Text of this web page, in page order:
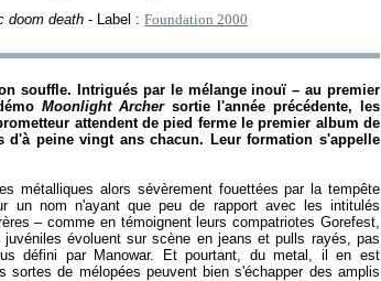
doom death - Label :Foundation 2000
souffle. Intrigués par le mélange inouï – au premier
Moonlight Archersortie l'année précédente, les
attendent de pied ferme le premier album de
d'à peine vingt ans chacun. Leur formation s'appelle
métalliques alors sévèrement fouettées par la tempête
un nom n'ayant que peu de rapport avec les intitulés
– comme en témoignent leurs compatriotes Gorefest,
évoluent sur scène en jeans et pulls rayés, pas
défini par Manowar. Et pourtant, du metal, il en est
sortes de mélopées peuvent bien s'échapper des amplis